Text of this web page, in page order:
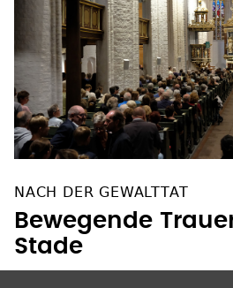
NACH DER GEWALTTAT
Bewegende
Stade